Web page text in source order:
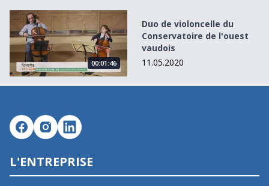
Duo de violoncelle du Conservatoire de l&#039;ouest
00:01:46
Duo de violoncelle du
Conservatoire de l'ouest
vaudois
11.05.2020
L'ENTREPRISE